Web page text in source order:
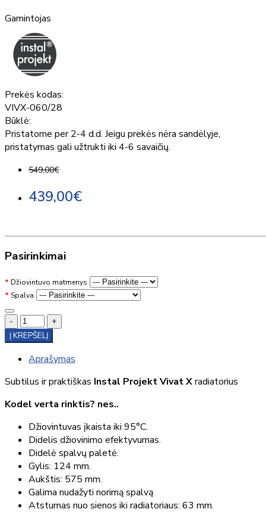
Gamintojas
Prekės kodas:
VIVX-060/28
Būklė:
Pristatome per 2-4 d.d. Jeigu prekės nėra sandėlyje,
pristatymas gali užtrukti iki 4-6 savaičių.
549,00€
439,00€
Pasirinkimai
Džiovintuvo matmenys
Spalva
-
+
Į KREPŠELĮ
Aprašymas
Subtilus ir praktiškas Instal Projekt Vivat Xradiatorius
Kodel verta rinktis? nes..
Džiovintuvas įkaista iki 95°C.
Didelis džiovinimo efektyvumas.
Didelė spalvų paletė.
Gylis: 124 mm.
Aukštis: 575 mm.
Galima nudažyti norimą spalvą
Atstumas nuo sienos iki radiatoriaus: 63 mm.